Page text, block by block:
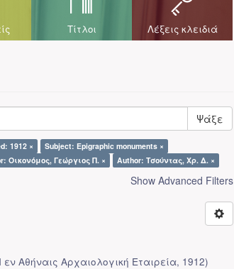
Τίτλοι Λέξεις κλειδιά
Ψάξε
1912 ×
Subject: Epigraphic monuments ×
Οικονόμος, Γεώργιος Π. × Author: Τσούντας, Χρ. Δ. ×
Show Advanced Filters
εν Αθήναις Αρχαιολογική Εταιρεία, 1912)